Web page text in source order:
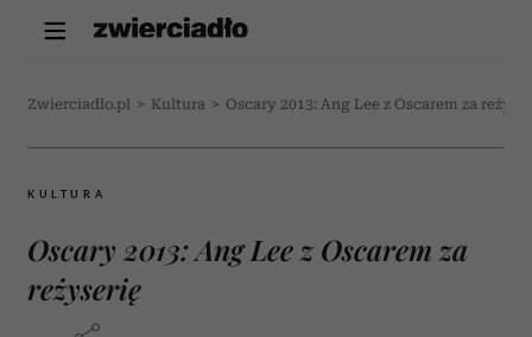
Zwierciadlo.pl > Kultura > Oscary 2013: Ang Lee z Oscarem za
KULTURA
Oscary 2013: Ang Lee z Oscarem za
reżyserię